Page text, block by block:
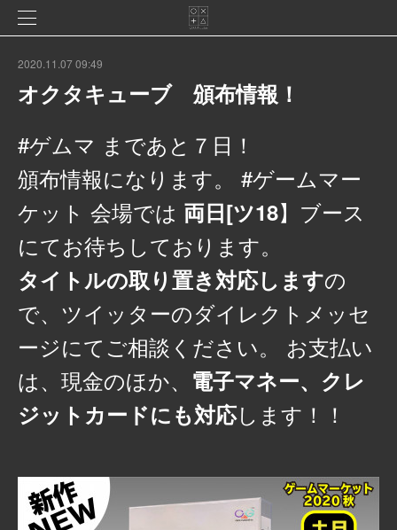
2020.11.07 09:49
オクタキューブ 頒布情報！
#ゲムマ まであと７日！
頒布情報になります。 #ゲームマー
ケット 会場では 両日[ツ18】ブース
にてお待ちしております。
タイトルの取り置き対応しますの
で、ツイッターのダイレクトメッセ
ージにてご相談ください。 お支払い
は、現金のほか、 電子マネー、クレ
ジットカードにも対応します！！